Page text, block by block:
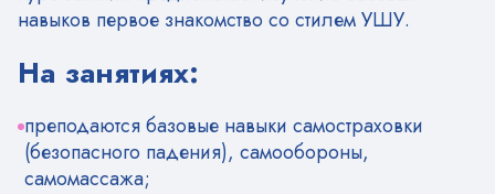
навыков первое знакомство со стилем УШУ.
На занятиях:
преподаются базовые навыки самостраховки
(безопасного падения), самообороны,
самомассажа;